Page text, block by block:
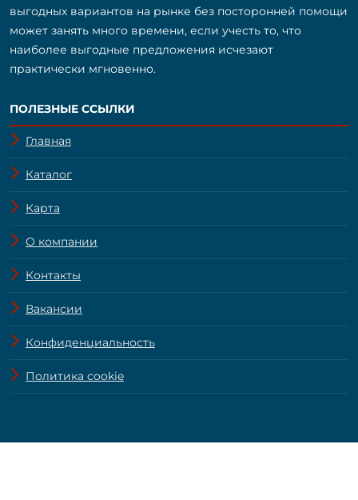
выгодных вариантов на рынке без посторонней помощи
может занять много времени, если учесть то, что
наиболее выгодные предложения исчезают
практически мгновенно.
ПОЛЕЗНЫЕ ССЫЛКИ
Главная
Каталог
Карта
О компании
Контакты
Вакансии
Конфиденциальность
Политика cookie